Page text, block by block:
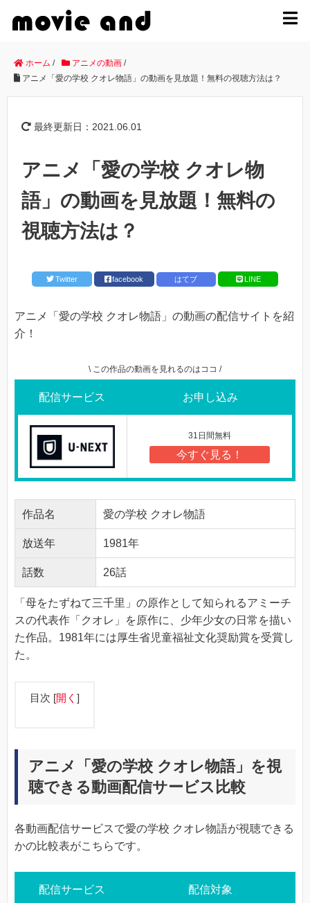
ホーム / アニメの動画 /
アニメ「愛の学校 クオレ物語」の動画を見放題！無料の視聴方法は？
最終更新日：2021.06.01
アニメ「愛の学校 クオレ物
語」の動画を見放題！無料の
視聴方法は？
Twitter facebook はてブ LINE
アニメ「愛の学校 クオレ物語」の動画の配信サイトを紹
介！
\ この作品の動画を見れるのはココ /
配信サービス お申し込み
31日間無料
今すぐ見る！
作品名 愛の学校 クオレ物語
放送年 1981年
話数 26話
「母をたずねて三千里」の原作として知られるアミーチ
スの代表作「クオレ」を原作に、少年少女の日常を描い
た作品。1981年には厚生省児童福祉文化奨励賞を受賞し
た。
目次 [開く ]
アニメ「愛の学校 クオレ物語」を視
聴できる動画配信サービス比較
各動画配信サービスで愛の学校 クオレ物語が視聴できる
かの比較表がこちらです。
配信サービス 配信対象